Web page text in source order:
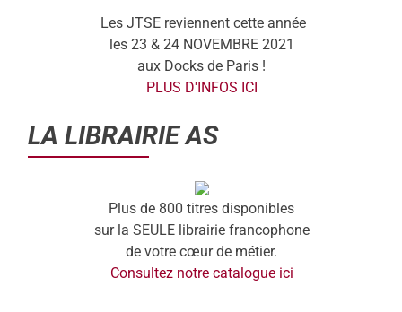
Les JTSE reviennent cette année
les 23 & 24 NOVEMBRE 2021
aux Docks de Paris !
PLUS D'INFOS ICI
LA LIBRAIRIE AS
Plus de 800 titres disponibles
sur la SEULE librairie francophone
de votre cœur de métier.
Consultez notre catalogue ici